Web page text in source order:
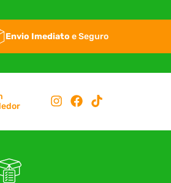
Envio Imediato e Seguro